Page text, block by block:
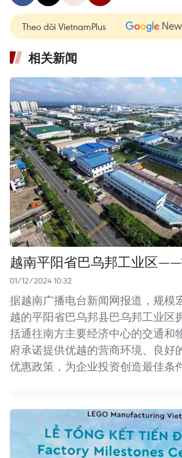
Theo dõi VietnamPlus
相关新闻
越南平阳省巴乌邦工业区
01/12/2024 10:32
据越南广播电台新闻网报道，规模
越的平阳省巴乌邦县巴乌邦工业区
括通往南方主要经济中心的交通和
府承诺提供优越的营商环境、良好
优惠政策，为企业投资创造最佳条